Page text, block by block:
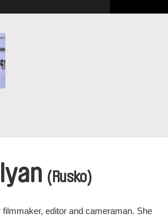
(Rusko)
editor and cameraman. She